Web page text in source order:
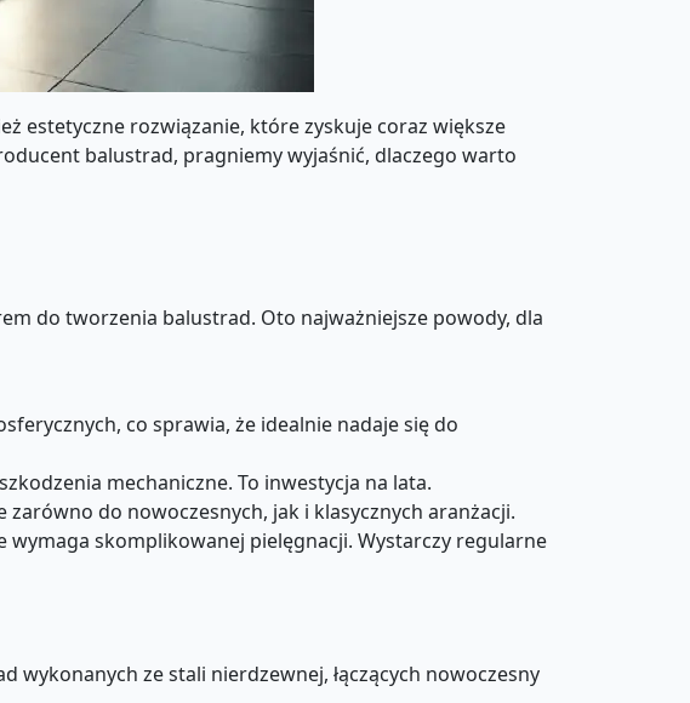
estetyczne rozwiązanie, które zyskuje coraz większe
balustrad, pragniemy wyjaśnić, dlaczego warto
do tworzenia balustrad. Oto najważniejsze powody, dla
co sprawia, że idealnie nadaje się do
mechaniczne. To inwestycja na lata.
do nowoczesnych, jak i klasycznych aranżacji.
skomplikowanej pielęgnacji. Wystarczy regularne
wykonanych ze stali nierdzewnej, łączących nowoczesny